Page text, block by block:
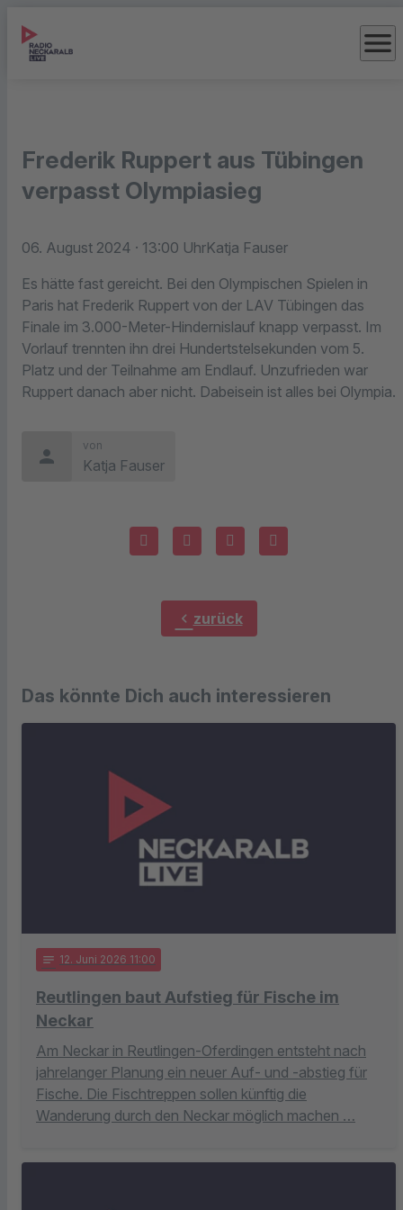
menu
Frederik Ruppert aus Tübingen
verpasst Olympiasieg
06. August 2024 · 13:00 UhrKatja Fauser
Es hätte fast gereicht. Bei den Olympischen Spielen in
Paris hat Frederik Ruppert von der LAV Tübingen das
Finale im 3.000-Meter-Hindernislauf knapp verpasst. Im
Vorlauf trennten ihn drei Hundertstelsekunden vom 5.
Platz und der Teilnahme am Endlauf. Unzufrieden war
Ruppert danach aber nicht. Dabeisein ist alles bei Olympia.
person
von
Katja Fauser
chevron_left zurück
Das könnte Dich auch interessieren
notes 12. Juni 2026 11:00
Reutlingen baut Aufstieg für Fische im
Neckar
Am Neckar in Reutlingen-Oferdingen entsteht nach
jahrelanger Planung ein neuer Auf- und -abstieg für
Fische. Die Fischtreppen sollen künftig die
Wanderung durch den Neckar möglich machen …